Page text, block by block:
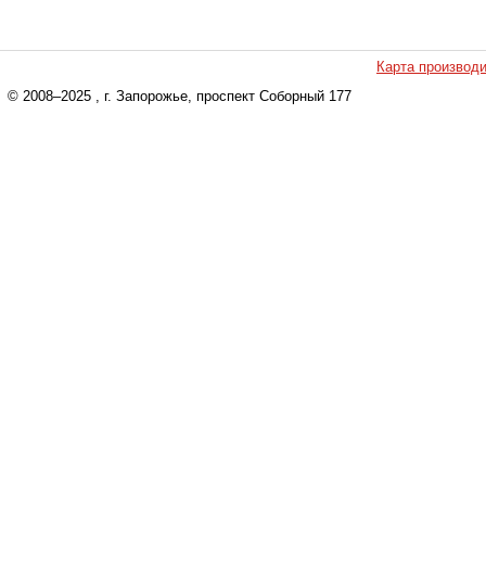
Карта
© 2008–2025 , г. Запорожье, проспект Соборный 177